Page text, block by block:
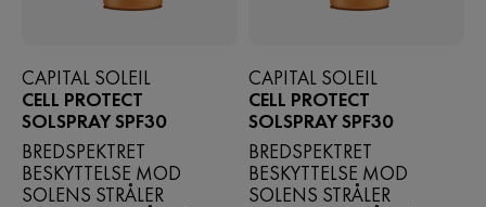
CAPITAL SOLEIL
CELL PROTECT
SOLSPRAY SPF30
BREDSPEKTRET
BESKYTTELSE MOD
SOLENS STRÅLER
CAPITAL SOLEIL
CELL PROTECT
SOLSPRAY SPF30
BREDSPEKTRET
BESKYTTELSE MOD
SOLENS STRÅLER